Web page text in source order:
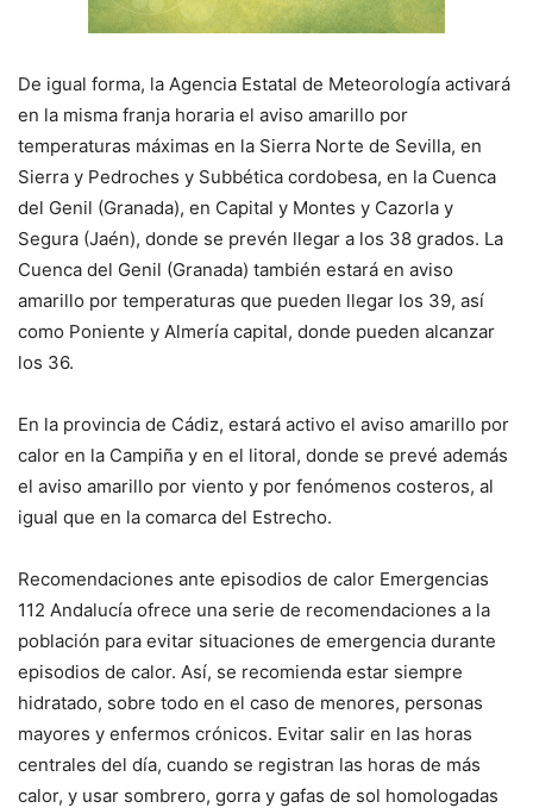
De igual forma, la Agencia Estatal de Meteorología activará
en la misma franja horaria el aviso amarillo por
temperaturas máximas en la Sierra Norte de Sevilla, en
Sierra y Pedroches y Subbética cordobesa, en la Cuenca
del Genil (Granada), en Capital y Montes y Cazorla y
Segura (Jaén), donde se prevén llegar a los 38 grados. La
Cuenca del Genil (Granada) también estará en aviso
amarillo por temperaturas que pueden llegar los 39, así
como Poniente y Almería capital, donde pueden alcanzar
los 36.
En la provincia de Cádiz, estará activo el aviso amarillo por
calor en la Campiña y en el litoral, donde se prevé además
el aviso amarillo por viento y por fenómenos costeros, al
igual que en la comarca del Estrecho.
Recomendaciones ante episodios de calor Emergencias
112 Andalucía ofrece una serie de recomendaciones a la
población para evitar situaciones de emergencia durante
episodios de calor. Así, se recomienda estar siempre
hidratado, sobre todo en el caso de menores, personas
mayores y enfermos crónicos. Evitar salir en las horas
centrales del día, cuando se registran las horas de más
calor, y usar sombrero, gorra y gafas de sol homologadas